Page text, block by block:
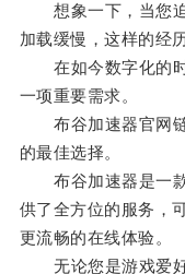
想象一下，当您迫
加载缓慢，这样的经
在如今数字化的时
一项重要需求。
布谷加速器官网链
的最佳选择。
布谷加速器是一款
供了全方位的服务，
更流畅的在线体验。
无论您是游戏爱好